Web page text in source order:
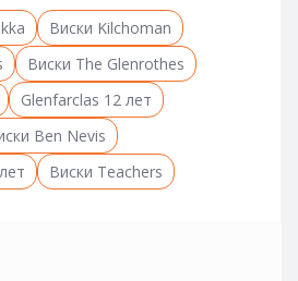
Виски Kilchoman
Виски The Glenrothes
Glenfarclas 12 лет
Ben Nevis
Виски Teachers